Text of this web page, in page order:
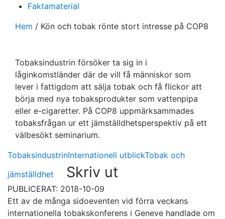
Faktamaterial
Hem / Kön och tobak rönte stort intresse på COP8
Tobaksindustrin försöker ta sig in i
låginkomstländer där de vill få människor som
lever i fattigdom att sälja tobak och få flickor att
börja med nya tobaksprodukter som vattenpipa
eller e-cigaretter. På COP8 uppmärksammades
tobaksfrågan ur ett jämställdhetsperspektiv på ett
välbesökt seminarium.
TobaksindustrinInternationell utblickTobak och
jämställdhet
Skriv ut
PUBLICERAT: 2018-10-09
Ett av de många sidoeventen vid förra veckans
internationella tobakskonferens i Geneve handlade om